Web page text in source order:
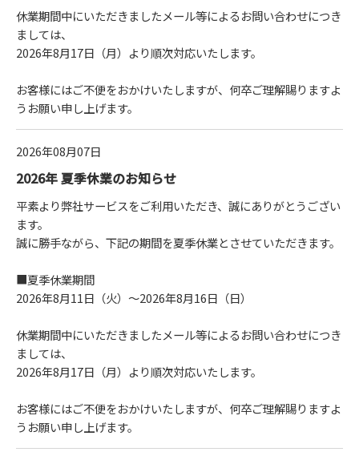
休業期間中にいただきましたメール等によるお問い合わせにつき
ましては、
2026年8月17日（月）より順次対応いたします。
お客様にはご不便をおかけいたしますが、何卒ご理解賜りますよ
うお願い申し上げます。
2026年08月07日
2026年 夏季休業のお知らせ
平素より弊社サービスをご利用いただき、誠にありがとうござい
ます。
誠に勝手ながら、下記の期間を夏季休業とさせていただきます。
■夏季休業期間
2026年8月11日（火）～2026年8月16日（日）
休業期間中にいただきましたメール等によるお問い合わせにつき
ましては、
2026年8月17日（月）より順次対応いたします。
お客様にはご不便をおかけいたしますが、何卒ご理解賜りますよ
うお願い申し上げます。